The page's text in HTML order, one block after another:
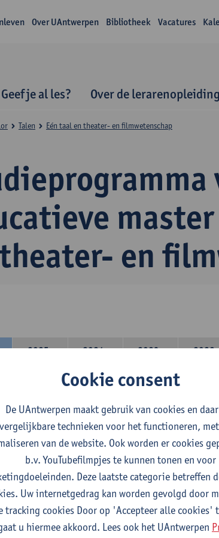
Over UAntwerpen Bibliotheek Vacatures
Geef je al les? Over de lerarenopleiding
en
Talen Eén taal en theater- en filmwetenschap
2025-
2024-
2023-
2022-
heb je volgende keuze :
kiest twee vakdidactieken
kiest één vakdidactiek en een profilering
neem je 60 studiepunten op:
algemeen opleidingsonderdeel van 6
Nederlands en telkens minimum 6
theater- en filmwetenschap.
Cookie consent
De UAntwerpen maakt gebruik van cookies en
vergelijkbare technieken voor het functioneren,
van de website. Ook worden er cookies
b.v. YouTubefilmpjes te kunnen tonen en voor
Deze laatste categorie betreffen
Uw internetgedrag kan worden gevolgd door
tracking cookies Door op 'Accepteer alle cookies'
u hiermee akkoord. Lees ook het UAntwerpen